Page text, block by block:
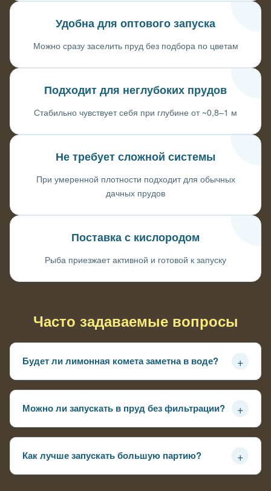
Удобна для оптового запуска
Можно сразу заселить пруд без подбора по цветам
Подходит для неглубоких прудов
Стабильно чувствует себя при глубине от ~0,8–1 м
Не требует сложной системы
При умеренной плотности подходит для обычных
дачных прудов
Поставка с кислородом
Рыба приезжает активной и готовой к запуску
Часто задаваемые вопросы
Будет ли лимонная комета заметна в воде? +
Можно ли запускать в пруд без фильтрации? +
Как лучше запускать большую партию? +